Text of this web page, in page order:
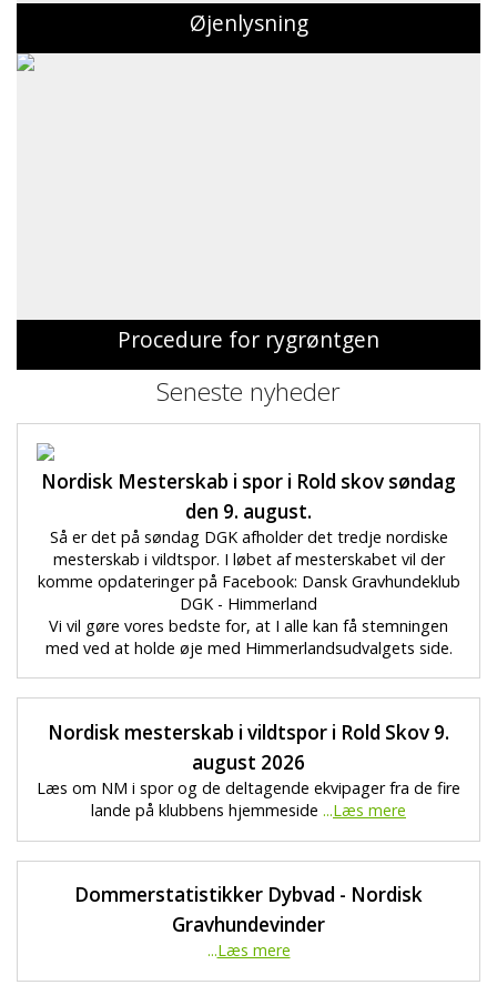
Øjenlysning
Procedure for rygrøntgen
Seneste nyheder
Nordisk Mesterskab i spor i Rold skov søndag
den 9. august.
Så er det på søndag DGK afholder det tredje nordiske
mesterskab i vildtspor. I løbet af mesterskabet vil der
komme opdateringer på Facebook: Dansk Gravhundeklub
DGK - Himmerland
Vi vil gøre vores bedste for, at I alle kan få stemningen
med ved at holde øje med Himmerlandsudvalgets side.
Nordisk mesterskab i vildtspor i Rold Skov 9.
august 2026
Læs om NM i spor og de deltagende ekvipager fra de fire
lande på klubbens hjemmeside ...Læs mere
Dommerstatistikker Dybvad - Nordisk
Gravhundevinder
...Læs mere